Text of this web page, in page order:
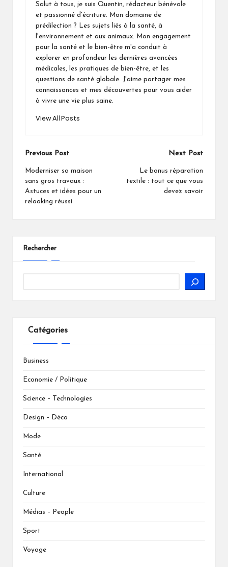
Salut à tous, je suis Quentin, rédacteur bénévole
et passionné d'écriture. Mon domaine de
prédilection ? Les sujets liés à la santé, à
l'environnement et aux animaux. Mon engagement
pour la santé et le bien-être m'a conduit à
explorer en profondeur les dernières avancées
médicales, les pratiques de bien-être, et les
questions de santé globale. J'aime partager mes
connaissances et mes découvertes pour vous aider
à vivre une vie plus saine.
View All Posts
Post
navigation
Previous Post
Moderniser sa maison
sans gros travaux :
Astuces et idées pour un
relooking réussi
Next Post
Le bonus réparation
textile : tout ce que vous
devez savoir
Rechercher
Catégories
Business
Economie / Politique
Science – Technologies
Design – Déco
Mode
Santé
International
Culture
Médias – People
Sport
Voyage